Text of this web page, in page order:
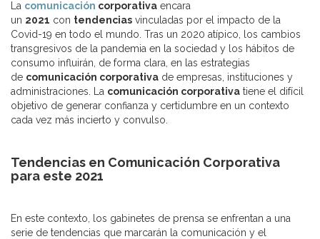
La comunicación corporativa encara
un 2021 con tendencias vinculadas por el impacto de la
Covid-19 en todo el mundo. Tras un 2020 atípico, los cambios
transgresivos de la pandemia en la sociedad y los hábitos de
consumo influirán, de forma clara, en las estrategias
de comunicación corporativa de empresas, instituciones y
administraciones. La comunicación corporativa tiene el difícil
objetivo de generar confianza y certidumbre en un contexto
cada vez más incierto y convulso.
Tendencias en Comunicación Corporativa
para este 2021
En este contexto, los gabinetes de prensa se enfrentan a una
serie de tendencias que marcarán la comunicación y el